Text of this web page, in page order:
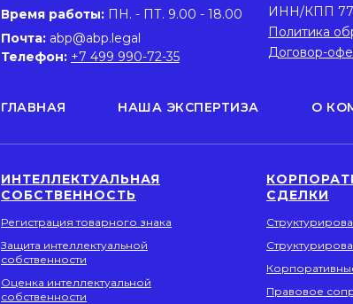
НАША ЭКСПЕРТИЗА О
ГЛАВНАЯ
Время работы: ПН. - ПТ. 9.00 - 18.00
Почта: abp@abp.legal
Телефон: +7 499 990-72-35
ИНН/КПП
Политика
Договор-
ИНТЕЛЛЕКТУАЛЬНАЯ
СОБСТВЕННОСТЬ
Регистрация товарного знака
Защита интеллектуальной
собственности
Оценка интеллектуальной
собственности
СДЕЛКИ
Правовое